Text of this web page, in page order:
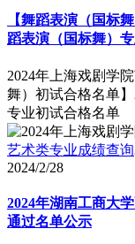
【舞蹈表演（国标
蹈表演（国标舞）
2024年上海戏剧学
舞）初试合格名单
专业初试合格名单
艺术类专业成绩查询
2024/2/28
2024年湖南工商大
通过名单公示